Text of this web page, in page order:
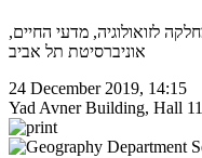
לזואולוגיה, מדעי החיים,
אוניברסיטת תל אביב
24 December 2019, 14:15
Yad Avner Building, Hall